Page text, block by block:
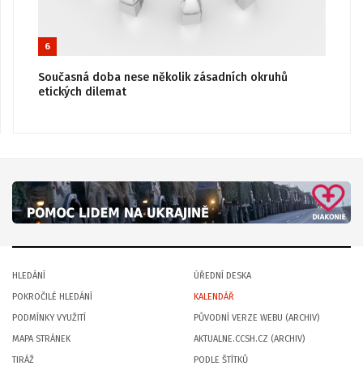
6
Současná doba nese několik zásadních okruhů
etických dilemat
HLEDÁNÍ
POKROČILÉ HLEDÁNÍ
PODMÍNKY VYUŽITÍ
MAPA STRÁNEK
TIRÁŽ
ÚŘEDNÍ DESKA
KALENDÁŘ
PŮVODNÍ VERZE WEBU (ARCHIV)
AKTUALNE.CCSH.CZ (ARCHIV)
PODLE ŠTÍTKŮ